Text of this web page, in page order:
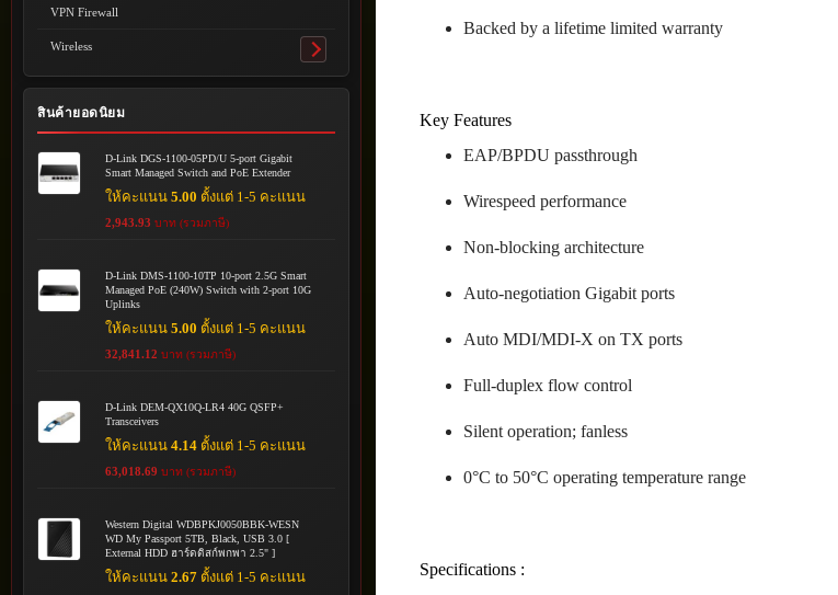
Backed by a lifetime limited warranty
Key Features
EAP/BPDU passthrough
Wirespeed performance
Non-blocking architecture
Auto-negotiation Gigabit ports
Auto MDI/MDI-X on TX ports
Full-duplex flow control
Silent operation; fanless
0°C to 50°C operating temperature range
Specifications :
VPN Firewall
Wireless
Toggle
submenu
สินค้ายอดนิยม
D-Link DGS-1100-05PD/U 5-port Gigabit
Smart Managed Switch and PoE Extender
ให้คะแนน5.00 ตั้งแต่ 1-5 คะแนน
2,943.93 บาท (รวมภาษี)
D-Link DMS-1100-10TP 10-port 2.5G Smart
Managed PoE (240W) Switch with 2-port 10G
Uplinks
ให้คะแนน5.00 ตั้งแต่ 1-5 คะแนน
32,841.12 บาท (รวมภาษี)
D-Link DEM-QX10Q-LR4 40G QSFP+
Transceivers
ให้คะแนน4.14 ตั้งแต่ 1-5 คะแนน
63,018.69 บาท (รวมภาษี)
Western Digital WDBPKJ0050BBK-WESN
WD My Passport 5TB, Black, USB 3.0 [
External HDD ฮาร์ดดิสก์พกพา 2.5" ]
ให้คะแนน2.67 ตั้งแต่ 1-5 คะแนน